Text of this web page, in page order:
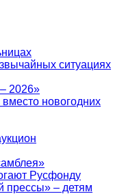
ситуациях
2026»
вместо новогодних
Русфонду
прессы» – детям